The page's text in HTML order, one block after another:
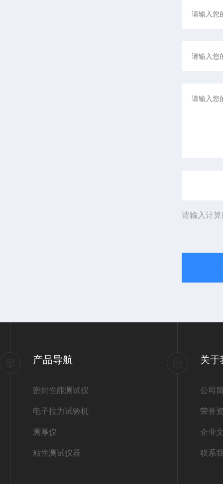
请输入计
产品导航
密封性能测试仪
电子拉力试验机
测厚仪
粘性测试仪器
关于
公司
荣誉
企业
联系